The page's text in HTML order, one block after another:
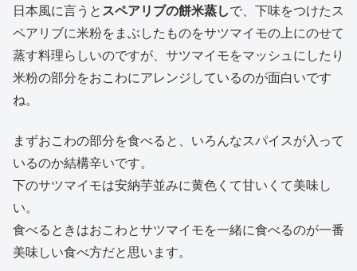
日本風に言うとスペアリブの餅米蒸しで、下味をつけたス
ペアリブに米粉をまぶしたものをサツマイモの上にのせて
蒸す料理らしいのですが、サツマイモをマッシュにしたり
米粉の部分をおこわにアレンジしているのが面白いです
ね。
まずおこわの部分を食べると、いろんなスパイスが入って
いるのか結構辛いです。
下のサツマイモは安納芋並みに黄色くて甘いくて美味し
い。
食べるときはおこわとサツマイモを一緒に食べるのが一番
美味しい食べ方だと思います。